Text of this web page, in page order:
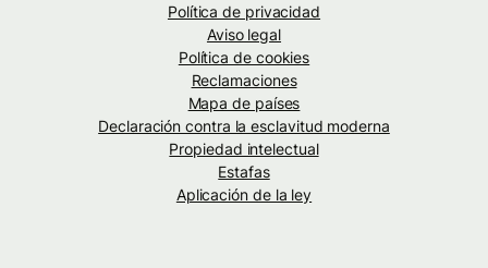
Política de privacidad
Aviso legal
Política de cookies
Reclamaciones
Mapa de países
Declaración contra la esclavitud moderna
Propiedad intelectual
Estafas
Aplicación de la ley